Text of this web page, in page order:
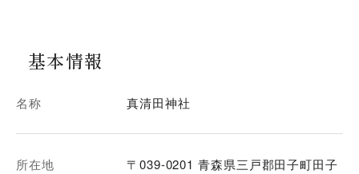
基本情報
名称 真清田神社
所在地
〒039-0201 青森県三戸郡田子町田子